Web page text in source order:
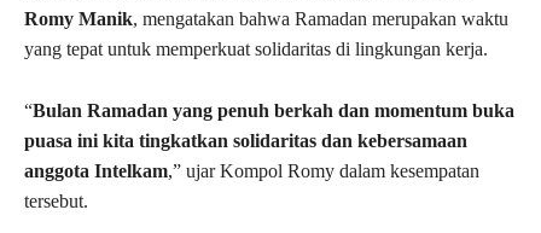
Romy Manik, mengatakan bahwa Ramadan merupakan waktu
yang tepat untuk memperkuat solidaritas di lingkungan kerja.
“Bulan Ramadan yang penuh berkah dan momentum buka
puasa ini kita tingkatkan solidaritas dan kebersamaan
anggota Intelkam,” ujar Kompol Romy dalam kesempatan
tersebut.